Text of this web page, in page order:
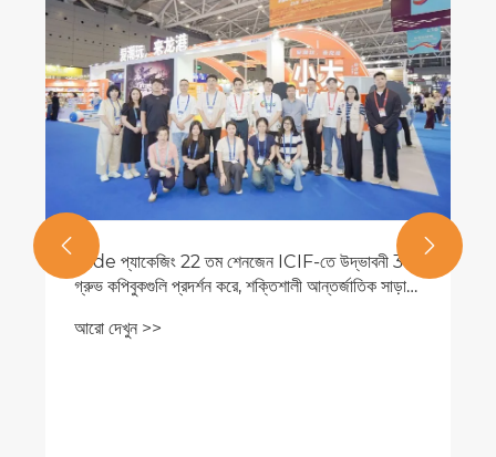
কীভাবে একটি কার্টুন অঙ্কন অনুশীলন কপিবুক আপনার শৈল্পিক
দক্ষতাকে রূপান্তর করতে পারে?
আরো দেখুন >>
 